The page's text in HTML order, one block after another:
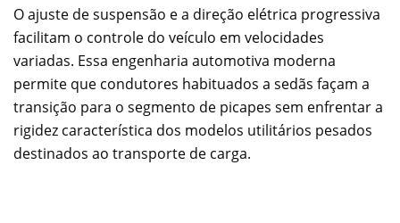
O ajuste de suspensão e a direção elétrica progressiva
facilitam o controle do veículo em velocidades
variadas. Essa engenharia automotiva moderna
permite que condutores habituados a sedãs façam a
transição para o segmento de picapes sem enfrentar a
rigidez característica dos modelos utilitários pesados
destinados ao transporte de carga.